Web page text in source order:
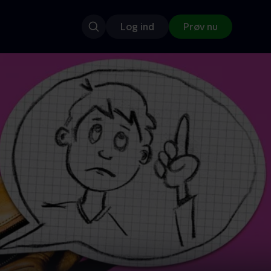
Log ind Prøv nu